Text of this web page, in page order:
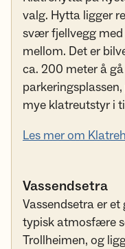
valg. Hytta ligger
svær fjellvegg
mellom. Det er
ca. 200 meter å
mye klatreutstyr i
Les mer om
Vassendsetra
Vassendsetra er
typisk atmosfære
Trollheimen, og